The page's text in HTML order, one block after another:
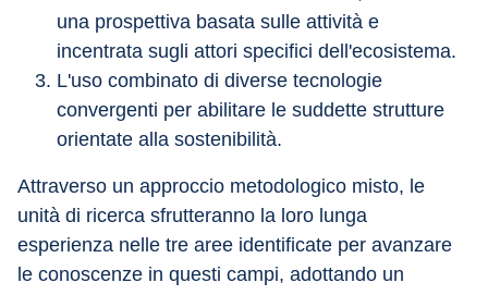
una prospettiva basata sulle attività e
incentrata sugli attori specifici dell'ecosistema.
L'uso combinato di diverse tecnologie
convergenti per abilitare le suddette strutture
orientate alla sostenibilità.
Attraverso un approccio metodologico misto, le
unità di ricerca sfrutteranno la loro lunga
esperienza nelle tre aree identificate per avanzare
le conoscenze in questi campi, adottando un